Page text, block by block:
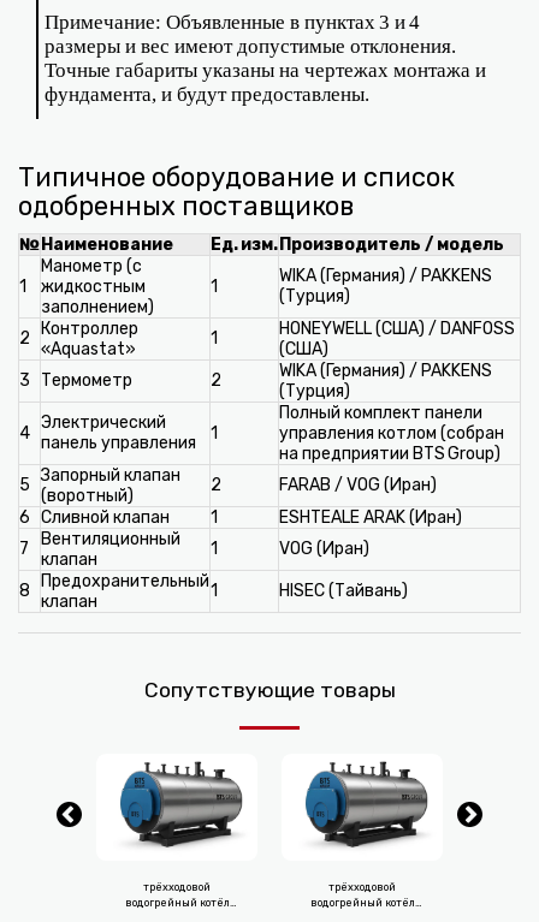
Примечание: Объявленные в пунктах 3 и 4
размеры и вес имеют допустимые отклонения.
Точные габариты указаны на чертежах монтажа и
фундамента, и будут предоставлены.
Типичное оборудование и список
одобренных поставщиков
№ Наименование Ед. изм. Производитель / модель
1
Манометр (с
жидкостным
заполнением)
1
WIKA (Германия) / PAKKENS
(Турция)
2
Контроллер
«Aquastat»
1
HONEYWELL (США) / DANFOSS
(США)
3
Термометр 2
WIKA (Германия) / PAKKENS
(Турция)
4
Электрический
панель управления
1
Полный комплект панели
управления котлом (собран
на предприятии BTS Group)
5 Запорный клапан
(воротный)
2
FARAB / VOG (Иран)
6 Сливной клапан 1
ESHTEALE ARAK (Иран)
7
Вентиляционный
клапан
1 VOG (Иран)
8
Предохранительный
клапан
1 HISEC (Тайвань)
Сопутствующие товары
трёхходовой
водогрейный котёл
трёхходовой
водогрейный котёл